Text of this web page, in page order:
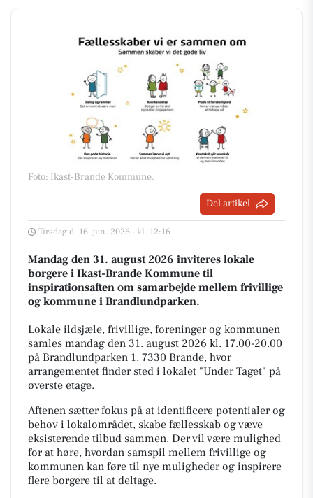
Foto: Ikast-Brande Kommune.
Del artikel
Tirsdag d. 16. jun. 2026 - kl. 12:16
Mandag den 31. august 2026 inviteres lokale
borgere i Ikast-Brande Kommune til
inspirationsaften om samarbejde mellem frivillige
og kommune i Brandlundparken.
Lokale ildsjæle, frivillige, foreninger og kommunen
samles mandag den 31. august 2026 kl. 17.00-20.00
på Brandlundparken 1, 7330 Brande, hvor
arrangementet finder sted i lokalet "Under Taget" på
øverste etage.
Aftenen sætter fokus på at identificere potentialer og
behov i lokalområdet, skabe fællesskab og væve
eksisterende tilbud sammen. Der vil være mulighed
for at høre, hvordan samspil mellem frivillige og
kommunen kan føre til nye muligheder og inspirere
flere borgere til at deltage.